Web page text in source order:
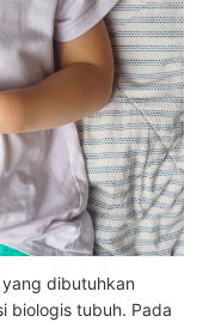
dibutuhkan
biologis tubuh. Pada